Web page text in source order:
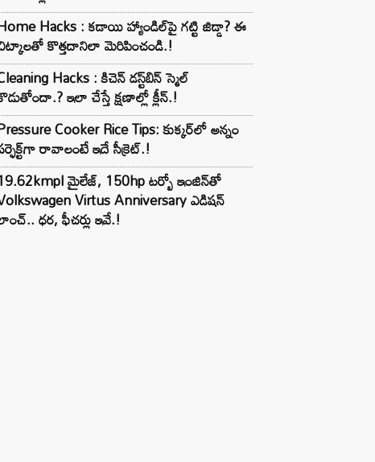
Hacks : కడాయి హ్యాండిల్‌పై గట్టి జిడ్డా? ఈ
కొత్తదానిలా మెరిపించండి.!
Hacks : కిచెన్ డస్ట్‌బిన్ స్మెల్
ఇలా చేస్తే క్షణాల్లో క్లీన్.!
Cooker Rice Tips: కుక్కర్‌లో అన్నం
రావాలంటే ఇదే సీక్రెట్.!
మైలేజ్, 150hp టర్బో ఇంజిన్‌తో
Virtus Anniversary ఎడిషన్
ధర, ఫీచర్లు ఇవే.!